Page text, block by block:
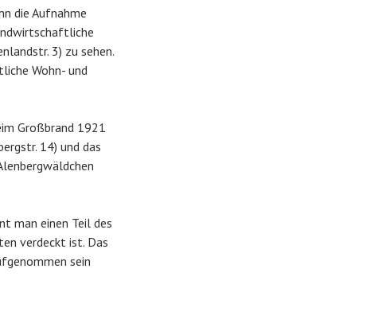
die Aufnahme
3) zu sehen.
Wohn- und
Großbrand 1921
14) und das
man einen Teil des
verdeckt ist. Das
sein